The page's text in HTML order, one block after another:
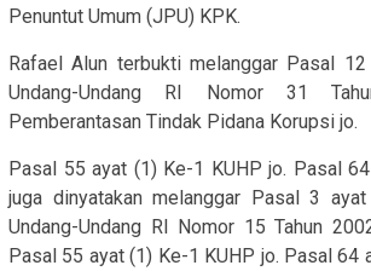
Penuntut Umum (JPU) KPK.
Rafael Alun terbukti melanggar Pasal
Undang-Undang RI Nomor 31
Pemberantasan Tindak Pidana Korupsi jo.
Pasal 55 ayat (1) Ke-1 KUHP jo. Pasal
juga dinyatakan melanggar Pasal 3
Undang-Undang RI Nomor 15 Tahun
Pasal 55 ayat (1) Ke-1 KUHP jo. Pasal 64